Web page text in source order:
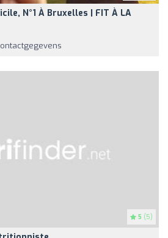
N°1 À Bruxelles | FIT À LA
5 (5)